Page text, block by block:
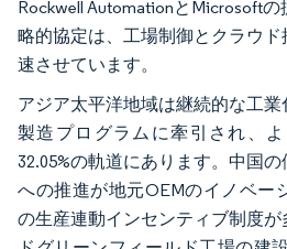
Rockwell AutomationとMicrosoft
略的協定は、工場制御とクラウ
速させています。
アジア太平洋地域は継続的な工
製造プログラムに牽引され、
32.05%の軌道にあります。中国
への推進が地元OEMのイノベー
の生産連動インセンティブ制度